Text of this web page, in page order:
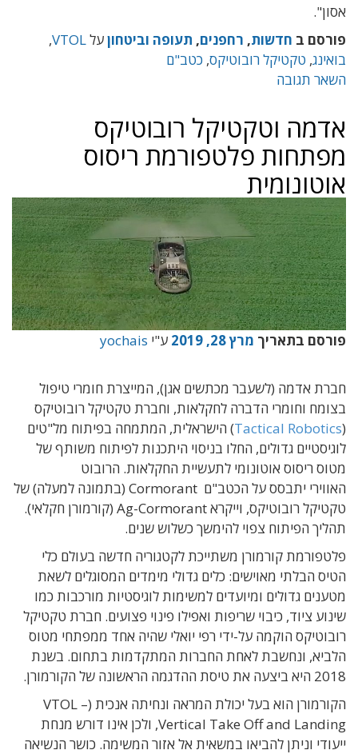
אסון".
פורסם ב חדשות, רחפנים, תעופה וביטחוןעלVTOL
,
בואינג, טקטיקל רובוטיקס, כטב"ם
השאר תגובה
אדמה וטקטיקל רובוטיקס
מפתחות פלטפורמת ריסוס
אוטונומית
פורסם בתאריך מרץ 28, 2019 ע"י yochais
חברת אדמה (לשעבר מכתשים אגן), המייצרת חומרי טיפול
בצומח וחומרי הדברה לחקלאות, וחברת טקטיקל רובוטיקס
(
Tactical Robotics) הישראלית, המתמחה בפיתוח מל"טים
לוגיסטיים גדולים, החלו בניסוי היתכנות לפיתוח משותף של
מטוס ריסוס אוטונומי לתעשיית החקלאות. הרובוט
האווירי יתבסס על הכטב"ם Cormorant (בתמונה למעלה) של
טקטיקל רובוטיקס, וייקרא Ag-Cormorant (קורמורן חקלאי).
תהליך הפיתוח צפוי להימשך כשלוש שנים.
פלטפורמת קורמורן משתייכת לקטגוריה חדשה בעולם כלי
הטיס הבלתי מאוישים: כלים גדולי מימדים המסוגלים לשאת
מטענים גדולים ומיועדים למשימות לוגיסטיות מורכבות כמו
שינוע ציוד, כיבוי שריפות ואפילו פינוי פצועים. חברת טקטיקל
רובוטיקס הוקמה על-ידי רפי יואלי שהיה אחד ממפתחי מטוס
הלביא, ונחשבת לאחת החברות המתקדמות בתחום. בשנת
2018 היא ביצעה את טיסת ההדגמה הראשונה של הקורמורן.
הקורמורן הוא בעל יכולת המראה ונחיתה אנכית (VTOL –
Vertical Take Off and Landing, ולכן אינו דורש מנחת
ייעודי וניתן להביאו במשאית אל אזור המשימה. כושר הנשיאה